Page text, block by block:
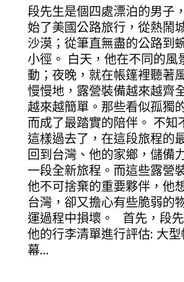
段先生是個四處漂泊的男子
始了美國公路旅行，從熱鬧
沙漠；從筆直無盡的公路到
小徑。 白天，他在不同的風
動；夜晚，就在帳篷裡聽著
慢慢地，露營裝備越來越齊
越來越簡單。那些看似孤獨
而成了最踏實的陪伴。 不知
這樣過去了，在這段旅程的
回到台灣、他的家鄉，儲備
一段全新旅程。而這些露營
他不可捨棄的重要夥伴，他
台灣，卻又擔心有些脆弱的
運過程中損壞。 首先，段
他的行李清單進行評估: 大
幕...